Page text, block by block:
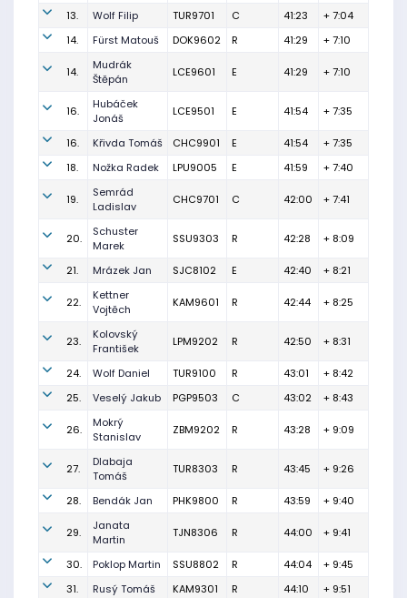
13. Wolf Filip TUR9701 C 41:23
+ 7:04
14.
Fürst Matouš DOK9602 R 41:29 + 7:10
14.
Mudrák
Štěpán
LCE9601 E 41:29 + 7:10
16.
Hubáček
Jonáš
LCE9501 E 41:54 + 7:35
16. Křivda Tomáš CHC9901 E 41:54
+ 7:35
18.
Nožka Radek LPU9005 E 41:59 + 7:40
19.
Semrád
Ladislav
CHC9701 C 42:00 + 7:41
20.
Schuster
Marek
SSU9303 R 42:28 + 8:09
21. Mrázek Jan SJC8102 E 42:40 + 8:21
22.
Kettner
Vojtěch
KAM9601 R 42:44 + 8:25
23.
Kolovský
František
LPM9202 R 42:50 + 8:31
24. Wolf Daniel TUR9100 R 43:01
+ 8:42
25.
Veselý Jakub PGP9503 C 43:02 + 8:43
26.
Mokrý
Stanislav
ZBM9202 R 43:28 + 9:09
27.
Dlabaja
Tomáš
TUR8303 R 43:45 + 9:26
28. Bendák Jan PHK9800 R 43:59 + 9:40
29.
Janata
Martin
TJN8306 R 44:00 + 9:41
30. Poklop Martin SSU8802 R 44:04
+ 9:45
31.
Rusý Tomáš KAM9301 R 44:10
+ 9:51